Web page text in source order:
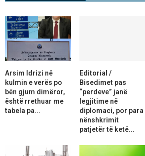
Arsim Idrizi në
kulmin e verës po
bën gjum dimëror,
është rrethuar me
tabela pa...
Editorial /
Bisedimet pas
“perdeve” janë
legjitime në
diplomaci, por para
nënshkrimit
patjetër të ketë...